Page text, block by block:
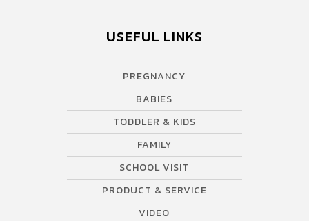
USEFUL LINKS
PREGNANCY
BABIES
TODDLER & KIDS
FAMILY
SCHOOL VISIT
PRODUCT & SERVICE
VIDEO